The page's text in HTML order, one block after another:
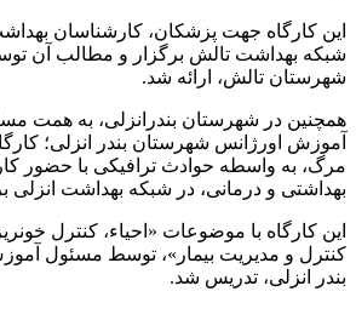
این کارگاه جهت پزشکان، کارشناسان
شبکه بهداشت تالش برگزار و مطالب آن
شهرستان تالش، ارائه شد.
همچنین در شهرستان بندرانزلی، به همت
آموزش اورژانس شهرستان بندر انزلی؛
مرگ، به واسطه حوادث ترافیکی با حضور
بهداشتی و درمانی، در شبکه بهداشت انزلی
این کارگاه با موضوعات «احیاء، کنترل
کنترل و مدیریت بیمار»، توسط مسئول
بندر انزلی، تدریس شد.